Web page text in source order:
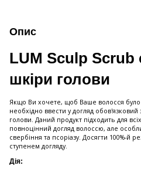
Опис
LUM Sculp Scrub
шкіри голови
Якщо Ви хочете, щоб Ваше волосся було
необхідно ввести у догляд обов'язковий
голови. Даний продукт підходить для
повноцінний догляд волоссю, але
свербіння та псоріазу. Досягти 100%-й
ступенем догляду.
Дія: